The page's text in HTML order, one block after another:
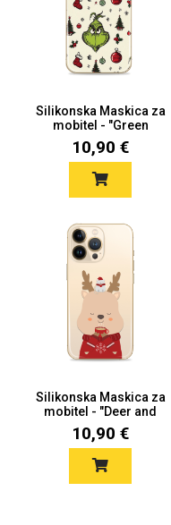
Silikonska Maskica za
mobitel - "Green
smile"...
10,90 €
Silikonska Maskica za
mobitel - "Deer and
Mous...
10,90 €